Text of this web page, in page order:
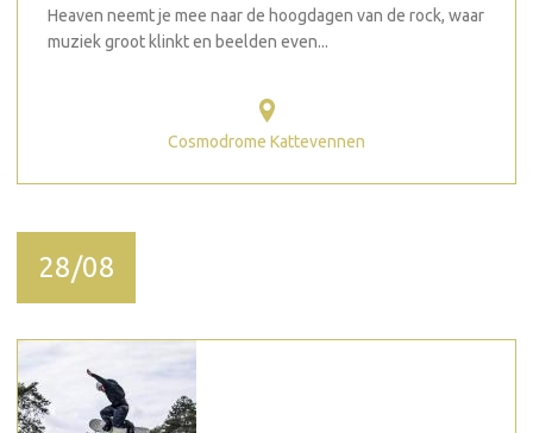
Heaven neemt je mee naar de hoogdagen van de rock, waar
muziek groot klinkt en beelden even...
Cosmodrome Kattevennen
28/08